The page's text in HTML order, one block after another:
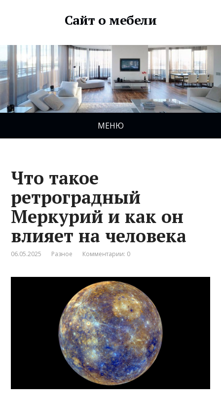
Сайт о мебели
МЕНЮ
Что такое
ретроградный
Меркурий и как он
влияет на человека
06.05.2025 Разное Комментарии: 0